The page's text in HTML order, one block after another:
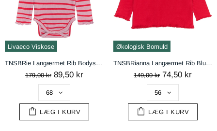
Livaeco Viskose
TNSBRie Langærmet Rib Bodystocking - Mauve Shadows Striped
179,00 kr 89,50 kr
LÆG I KURV
Økologisk Bomuld
TNSBRianna Langærmet Rib Bluse - Ski Patrol
149,00 kr 74,50 kr
LÆG I KURV
ACCEPTÉR